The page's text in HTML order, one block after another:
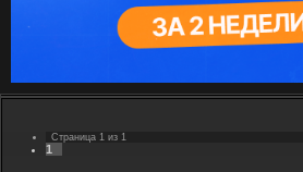
Страница 1 из 1
1